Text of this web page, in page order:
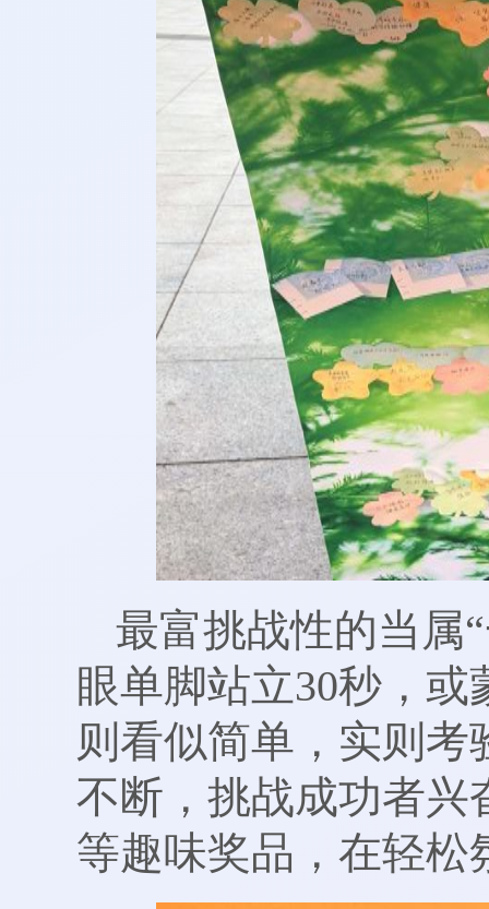
最富挑战性的当属
眼单脚站立30秒，
则看似简单，实则
不断，挑战成功者兴
等趣味奖品，在轻松